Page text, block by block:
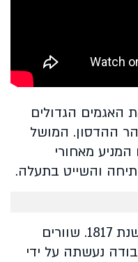
האגמים הגדולים
ההדסון. המושל
המניע מאחורי
והשייט בתעלה.
העבודות על התעלה החלו בשנת 1817. שוורים
נעשתה על ידי